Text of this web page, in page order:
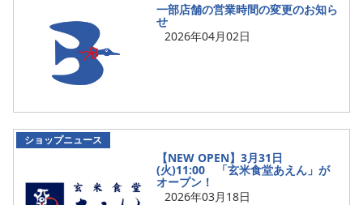
一部店舗の営業時間の変更のお知ら
せ
2026年04月02日
ショップニュース
【NEW OPEN】3月31日
(火)11:00 「玄米食堂あえん」が
オープン！
2026年03月18日